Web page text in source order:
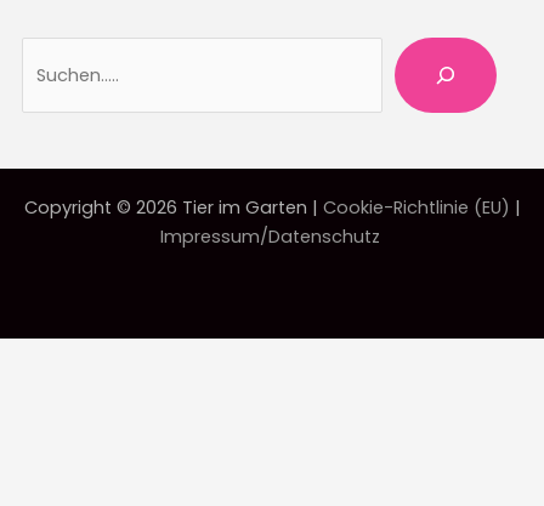
Copyright © 2026 Tier im Garten | Cookie-Richtlinie (EU) |
Impressum/Datenschutz